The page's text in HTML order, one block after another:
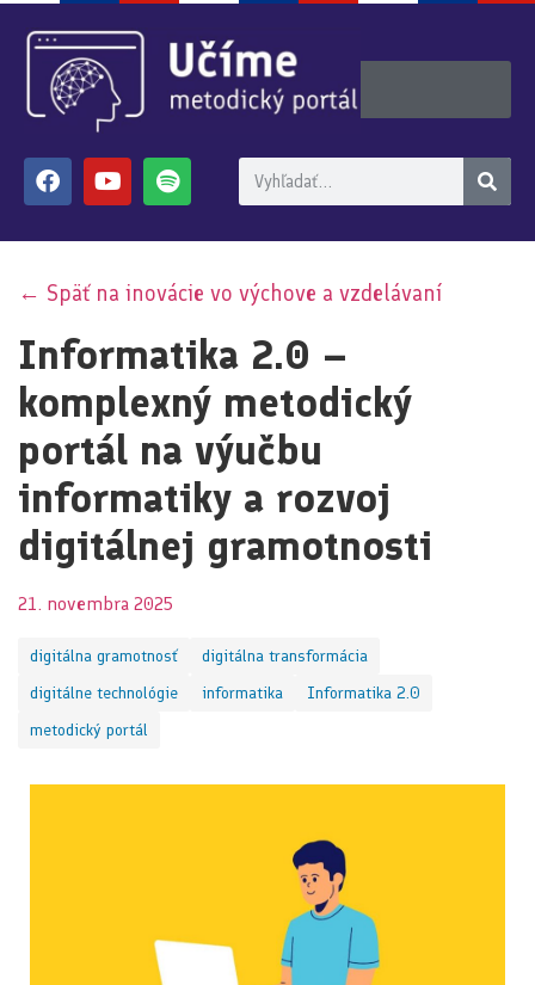
← Späť na inovácie vo výchove a vzdelávaní
Informatika 2.0 –
komplexný metodický
portál na výučbu
informatiky a rozvoj
digitálnej gramotnosti
21. novembra 2025
digitálna gramotnosť
digitálna transformácia
digitálne technológie
informatika
Informatika 2.0
metodický portál